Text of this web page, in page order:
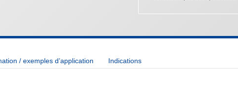
/ exemples d’application Indications